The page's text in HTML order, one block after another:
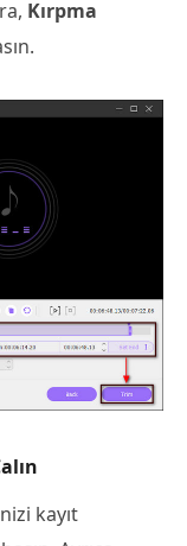
Kırpma
kayıt